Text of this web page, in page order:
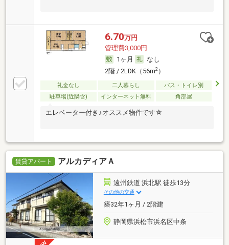
6.70万円
管理費3,000円
1ヶ月
なし
2階 / 2LDK（56m2）
礼金なし 二人暮らし
バス・トイレ別
駐車場(近隣含)
インターネット無料 角部屋
エレベーター付き♪オススメ物件です☆
賃貸アパート アルカディアＡ
遠州鉄道 浜北駅 徒歩13分
その他の交通
築32年1ヶ月 / 2階建
静岡県浜松市浜名区中条